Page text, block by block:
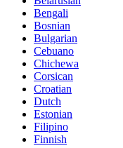
Bengali
Bosnian
Bulgarian
Cebuano
Chichewa
Corsican
Croatian
Dutch
Estonian
Filipino
Finnish